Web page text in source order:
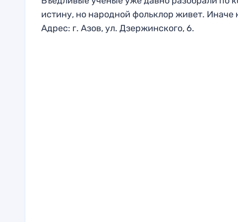
истину, но народной фольклор живет. Иначе
Адрес: г. Азов, ул. Дзержинского, 6.